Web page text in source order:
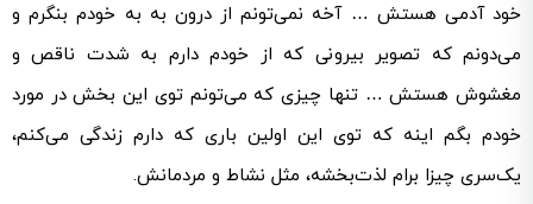
خود آدمی هستش … آخه نمی‌تونم از درون به به خودم بنگرم و
می‌دونم که تصویر بیرونی که از خودم دارم به شدت ناقص و
مغشوش هستش … تنها چیزی که می‌تونم توی این بخش در مورد
خودم بگم اینه که توی این اولین باری که دارم زندگی می‌کنم،
یک‌سری چیزا برام لذت‌بخشه، مثل نشاط و مردمانش.